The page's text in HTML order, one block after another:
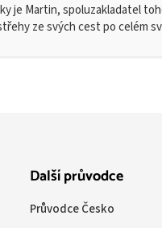
je Martin, spoluzakladatel
ze svých cest po celém
Další průvodce
Průvodce Česko